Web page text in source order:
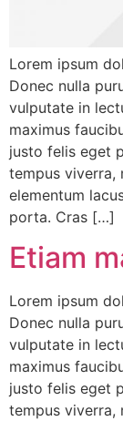
Lorem ipsum
Donec nulla
vulputate in
maximus
justo felis eget
tempus viverra,
elementum
porta. Cras […]
Etiam
Lorem ipsum
Donec nulla
vulputate in
maximus
justo felis eget
tempus viverra,